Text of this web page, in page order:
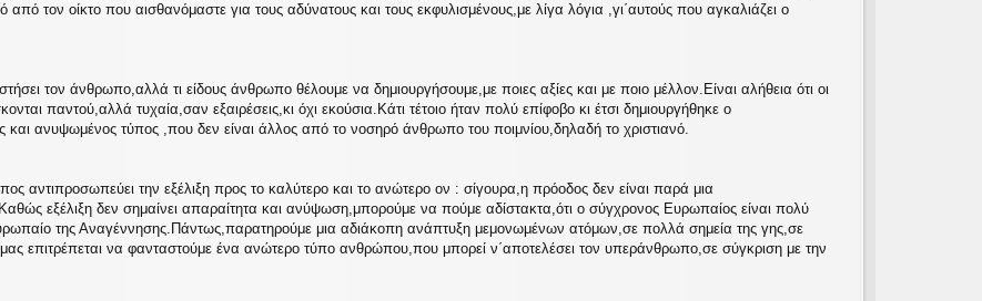
από τον οίκτο που αισθανόμαστε για τους αδύνατους και τους εκφυλισμένους,με λίγα λόγια ,γι΄αυτούς που αγκαλιάζει ο
τον άνθρωπο,αλλά τι είδους άνθρωπο θέλουμε να δημιουργήσουμε,με ποιες αξίες και με ποιο μέλλον.Είναι αλήθεια ότι οι
παντού,αλλά τυχαία,σαν εξαιρέσεις,κι όχι εκούσια.Κάτι τέτοιο ήταν πολύ επίφοβο κι έτσι δημιουργήθηκε ο
και ανυψωμένος τύπος ,που δεν είναι άλλος από το νοσηρό άνθρωπο του ποιμνίου,δηλαδή το χριστιανό.
αντιπροσωπεύει την εξέλιξη προς το καλύτερο και το ανώτερο ον : σίγουρα,η πρόοδος δεν είναι παρά μια
εξέλιξη δεν σημαίνει απαραίτητα και ανύψωση,μπορούμε να πούμε αδίστακτα,ότι ο σύγχρονος Ευρωπαίος είναι πολύ
της Αναγέννησης.Πάντως,παρατηρούμε μια αδιάκοπη ανάπτυξη μεμονωμένων ατόμων,σε πολλά σημεία της γης,σε
μας επιτρέπεται να φανταστούμε ένα ανώτερο τύπο ανθρώπου,που μπορεί ν΄αποτελέσει τον υπεράνθρωπο,σε σύγκριση με την